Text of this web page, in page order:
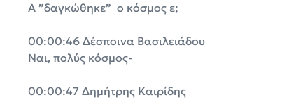
Α ”δαγκώθηκε” ο κόσμος ε;
00:00:46 Δέσποινα Βασιλειάδου
Ναι, πολύς κόσμος-
00:00:47 Δημήτρης Καιρίδης